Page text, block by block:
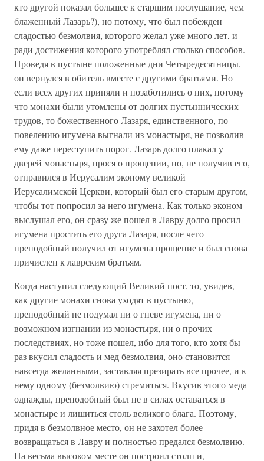
кто другой показал большее к старшим послушание, чем
блаженный Лазарь?), но потому, что был побежден
сладостью безмолвия, которого желал уже много лет, и
ради достижения которого употреблял столько способов.
Проведя в пустыне положенные дни Четыредесятницы,
он вернулся в обитель вместе с другими братьями. Но
если всех других приняли и позаботились о них, потому
что монахи были утомлены от долгих пустыннических
трудов, то божественного Лазаря, единственного, по
повелению игумена выгнали из монастыря, не позволив
ему даже переступить порог. Лазарь долго плакал у
дверей монастыря, прося о прощении, но, не получив его,
отправился в Иерусалим эконому великой
Иерусалимской Церкви, который был его старым другом,
чтобы тот попросил за него игумена. Как только эконом
выслушал его, он сразу же пошел в Лавру долго просил
игумена простить его друга Лазаря, после чего
преподобный получил от игумена прощение и был снова
причислен к лаврским братьям.
Когда наступил следующий Великий пост, то, увидев,
как другие монахи снова уходят в пустыню,
преподобный не подумал ни о гневе игумена, ни о
возможном изгнании из монастыря, ни о прочих
последствиях, но тоже пошел, ибо для того, кто хотя бы
раз вкусил сладость и мед безмолвия, оно становится
навсегда желанными, заставляя презирать все прочее, и к
нему одному (безмолвию) стремиться. Вкусив этого меда
однажды, преподобный был не в силах оставаться в
монастыре и лишиться столь великого блага. Поэтому,
придя в безмолвное место, он не захотел более
возвращаться в Лавру и полностью предался безмолвию.
На весьма высоком месте он построил столп и,